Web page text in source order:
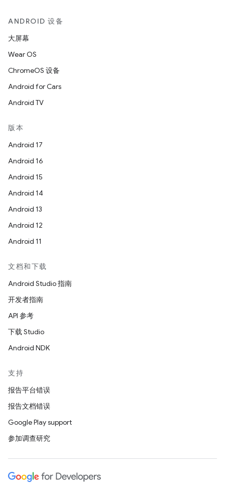
ANDROID 设备
大屏幕
Wear OS
ChromeOS 设备
Android for Cars
Android TV
版本
Android 17
Android 16
Android 15
Android 14
Android 13
Android 12
Android 11
文档和下载
Android Studio 指南
开发者指南
API 参考
下载 Studio
Android NDK
支持
报告平台错误
报告文档错误
Google Play support
参加调查研究